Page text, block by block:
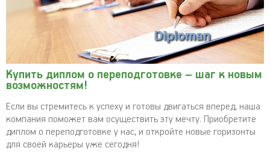
Купить диплом о переподготовке – шаг к новым
возможностям!
Если вы стремитесь к успеху и готовы двигаться вперед, наша
компания поможет вам осуществить эту мечту. Приобретите
диплом о переподготовке у нас, и откройте новые горизонты
для своей карьеры уже сегодня!